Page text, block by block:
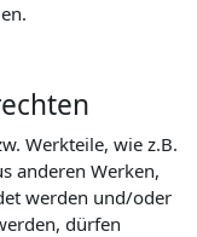
Werkteile, wie z.B.
anderen Werken,
werden und/oder
dürfen